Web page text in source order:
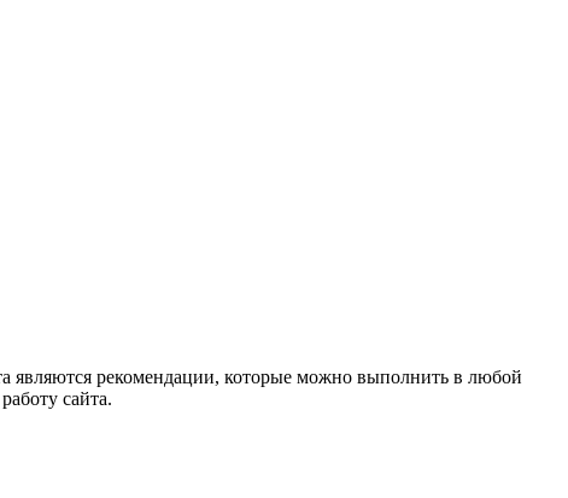
являются рекомендации, которые можно выполнить в любой
сайта.